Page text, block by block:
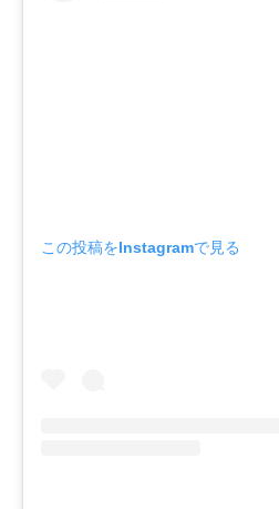
この投稿をInstagramで見る